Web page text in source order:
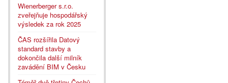
Wienerberger s.r.o.
zveřejňuje hospodářský
výsledek za rok 2025
ČAS rozšířila Datový
standard stavby a
dokončila další milník
zavádění BIM v Česku